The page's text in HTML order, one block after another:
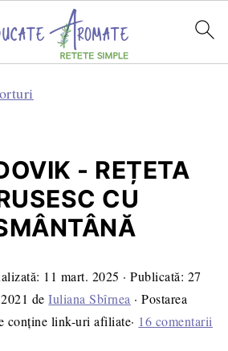
- REȚETA
CU
11 mart. 2025 · Publicată: 27
deIuliana Sbîrnea · Postarea
conține link-uri afiliate· 16 comentarii